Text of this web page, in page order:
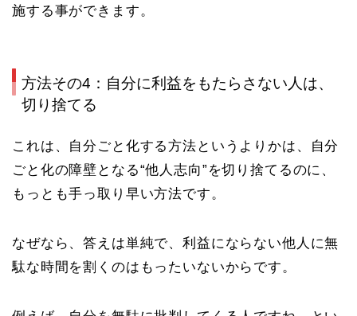
施する事ができます。
方法その4：自分に利益をもたらさない人は、
切り捨てる
これは、自分ごと化する方法というよりかは、
自分
ごと化の障壁となる“他人志向”を切り捨てるのに、
もっとも手っ取り早い方法です。
なぜなら、答えは単純で、利益にならない他人に無
駄な時間を割くのはもったいないからです。